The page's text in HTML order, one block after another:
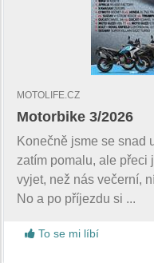
MOTOLIFE.CZ
Motorbike 3/2026
Konečně jsme se snad
zatím pomalu, ale přeci
vyjet, než nás večerní,
No a po příjezdu si ...
To se mi líbí